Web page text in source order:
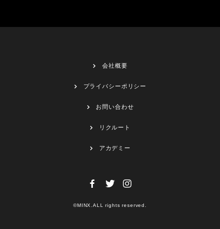
会社概要
プライバシーポリシー
お問い合わせ
リクルート
アカデミー
©MINX.ALL rights reserved.